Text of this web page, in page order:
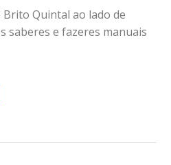
Brito Quintal ao lado de
saberes e fazeres manuais